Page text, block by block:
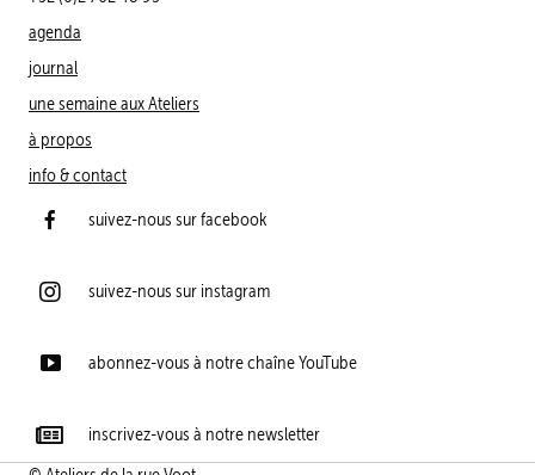
agenda
journal
une semaine aux Ateliers
à propos
info & contact
suivez-nous sur facebook
suivez-nous sur instagram
abonnez-vous à notre chaîne YouTube
inscrivez-vous à notre newsletter